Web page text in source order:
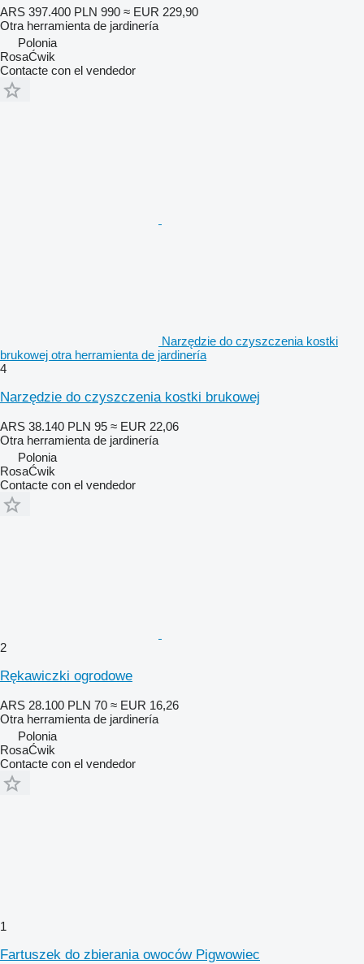
ARS 397.400 PLN 990 ≈ EUR 229,90
Otra herramienta de jardinería
Polonia
RosaĆwik
Contacte con el vendedor
Narzędzie do czyszczenia kostki
brukowej otra herramienta de jardinería
4
Narzędzie do czyszczenia kostki brukowej
ARS 38.140 PLN 95 ≈ EUR 22,06
Otra herramienta de jardinería
Polonia
RosaĆwik
Contacte con el vendedor
2
Rękawiczki ogrodowe
ARS 28.100 PLN 70 ≈ EUR 16,26
Otra herramienta de jardinería
Polonia
RosaĆwik
Contacte con el vendedor
1
Fartuszek do zbierania owoców Pigwowiec